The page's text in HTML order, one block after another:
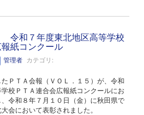
令和７年度東北地区高等学校
紙コンクール
管理者 カテゴリ:
ＰＴＡ会報（ＶＯＬ．１５）が、令和
校ＰＴＡ連合会広報紙コンクールにお
令和８年７月１０日（金）に秋田県で
会において表彰されました。